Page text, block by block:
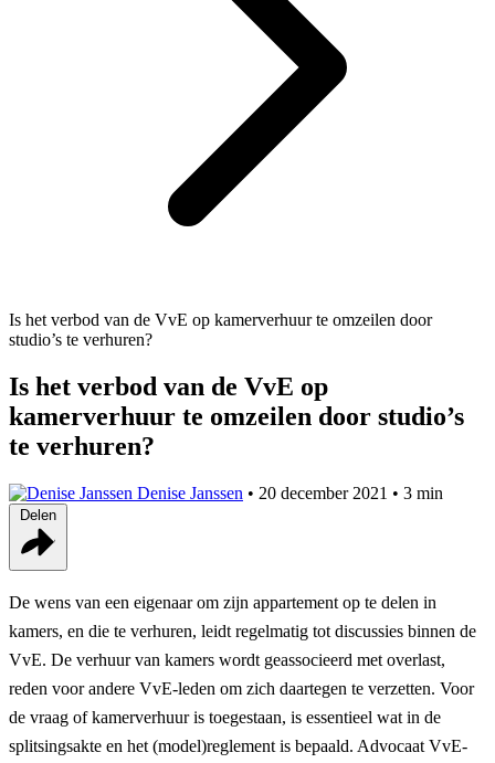
Is het verbod van de VvE op kamerverhuur te omzeilen door
studio’s te verhuren?
Is het verbod van de VvE op
kamerverhuur te omzeilen door studio’s
te verhuren?
Denise Janssen • 20 december 2021 • 3 min
De wens van een eigenaar om zijn appartement op te delen in
kamers, en die te verhuren, leidt regelmatig tot discussies binnen de
VvE. De verhuur van kamers wordt geassocieerd met overlast,
reden voor andere VvE-leden om zich daartegen te verzetten. Voor
de vraag of kamerverhuur is toegestaan, is essentieel wat in de
splitsingsakte en het (model)reglement is bepaald. Advocaat VvE-